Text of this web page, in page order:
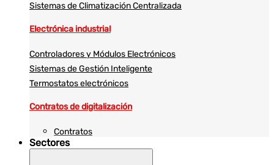
Sistemas de Climatización Centralizada
Electrónica industrial
Controladores y Módulos Electrónicos
Sistemas de Gestión Inteligente
Termostatos electrónicos
Contratos de digitalización
Contratos
Sectores